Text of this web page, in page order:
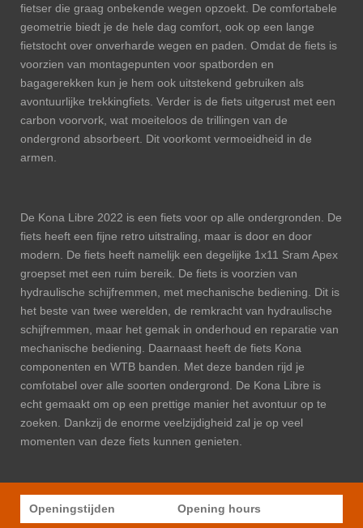
fietser die graag onbekende wegen opzoekt. De comfortabele
geometrie biedt je de hele dag comfort, ook op een lange
fietstocht over onverharde wegen en paden. Omdat de fiets is
voorzien van montagepunten voor spatborden en
bagagerekken kun je hem ook uitstekend gebruiken als
avontuurlijke trekkingfiets. Verder is de fiets uitgerust met een
carbon voorvork, wat moeiteloos de trillingen van de
ondergrond absorbeert. Dit voorkomt vermoeidheid in de
armen.
De Kona Libre 2022 is een fiets voor op alle ondergronden. De
fiets heeft een fijne retro uitstraling, maar is door en door
modern. De fiets heeft namelijk een degelijke 1x11 Sram Apex
groepset met een ruim bereik. De fiets is voorzien van
hydraulische schijfremmen, met mechanische bediening. Dit is
het beste van twee werelden, de remkracht van hydraulische
schijfremmen, maar het gemak in onderhoud en reparatie van
mechanische bediening. Daarnaast heeft de fiets Kona
componenten en WTB banden. Met deze banden rijd je
comfotabel over alle soorten ondergrond. De Kona Libre is
echt gemaakt om op een prettige manier het avontuur op te
zoeken. Dankzij de enorme veelzijdigheid zal je op veel
momenten van deze fiets kunnen genieten.
Openingstijden Opening hours